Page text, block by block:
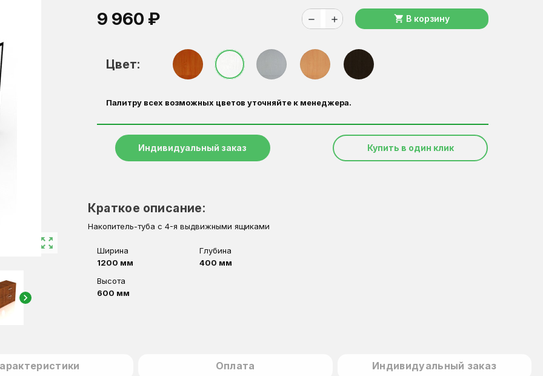
zoom_out_map
chevron_right
9 960 ₽ remove add shopping_cart В корзину
Цвет:
Палитру всех возможных цветов уточняйте к менеджера.
Индивидуальный заказ Купить в один клик
Краткое описание:
Накопитель-туба с 4-я выдвижными ящиками
Ширина
1200 мм
Глубина
400 мм
Высота
600 мм
Оплата Индивидуальный заказ